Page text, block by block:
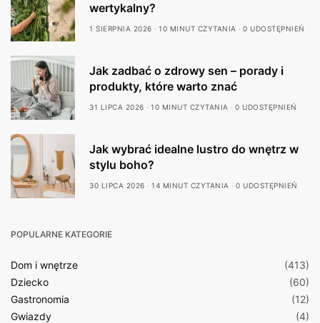
wertykalny?
1 SIERPNIA 2026 10 MINUT CZYTANIA 0 UDOSTĘPNIEŃ
Jak zadbać o zdrowy sen – porady i
produkty, które warto znać
31 LIPCA 2026 10 MINUT CZYTANIA 0 UDOSTĘPNIEŃ
Jak wybrać idealne lustro do wnętrz w
stylu boho?
30 LIPCA 2026 14 MINUT CZYTANIA 0 UDOSTĘPNIEŃ
POPULARNE KATEGORIE
Dom i wnętrze
(413)
Dziecko
(60)
Gastronomia
(12)
Gwiazdy
(4)